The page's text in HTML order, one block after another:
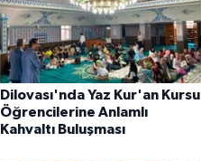
Dilovası'nda Yaz Kur'an Kursu
Öğrencilerine Anlamlı
Kahvaltı Buluşması